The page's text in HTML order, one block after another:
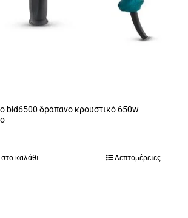
bid6500 δράπανο κρουστικό 650w
καλάθι Λεπτομέρειες